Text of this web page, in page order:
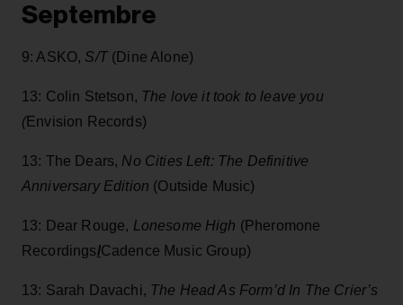
Septembre
9: ASKO, S/T(Dine Alone)
13: Colin Stetson, The love it took to leave you
(Envision Records)
13: The Dears, No Cities Left: The Definitive
Anniversary Edition (Outside Music)
13: Dear Rouge, Lonesome High (Pheromone
Recordings/Cadence Music Group)
13: Sarah Davachi, The Head As Form’d In The Crier’s